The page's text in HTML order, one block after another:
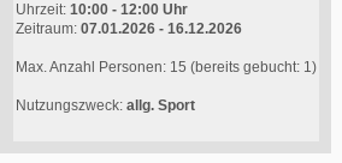
Uhrzeit: 10:00 - 12:00 Uhr
Zeitraum: 07.01.2026 - 16.12.2026
Max. Anzahl Personen: 15 (bereits gebucht: 1)
Nutzungszweck: allg. Sport